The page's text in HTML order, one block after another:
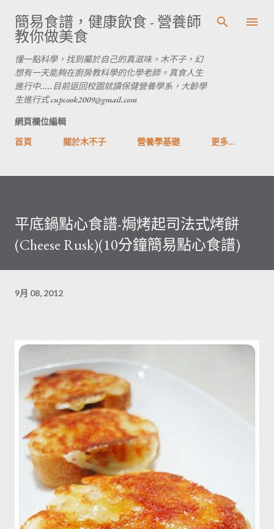
跳到主要內容
簡易食譜，健康飲食 - 營養師
教你做美食
懂一點科學，找到屬於自己的真滋味。木不子，幻
想有一天能夠在廚房教科學的化學老師。真食人生
進行中.....目前返回校園就讀保健營養學系，大齡學
生進行式 cupcook2009@gmail.com
網頁欄位編輯
首頁
關於木不子 營養學基礎 更多…
平底鍋點心食譜-焗烤起司法式烤餅
(Cheese Rusk)(10分鐘簡易點心食譜)
9月 08, 2012